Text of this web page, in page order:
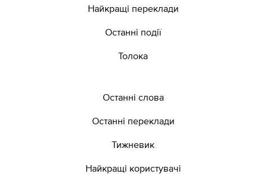
Найкращі переклади
Останні події
Толока
Останні слова
Останні переклади
Тижневик
Найкращі користувачі